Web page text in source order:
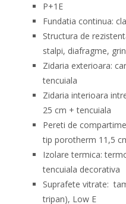
P+1E
Fundatia continua:
Structura de
stalpi, diafragme,
Zidaria exterioara:
tencuiala
Zidaria interioara
25 cm + tencuiala
Pereti de
tip porotherm 11,5
Izolare termica:
tencuiala decorativa
Suprafete vitrate:
tripan), Low E